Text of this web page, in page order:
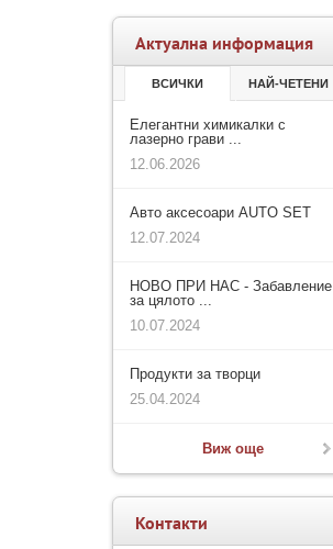
Актуална информация
ВСИЧКИ НАЙ-ЧЕТЕНИ
Елегантни химикалки с
лазерно грави ...
12.06.2026
Авто аксесоари AUTO SET
12.07.2024
НОВО ПРИ НАС - Забавление
за цялото ...
10.07.2024
Продукти за творци
25.04.2024
Виж още
Контакти